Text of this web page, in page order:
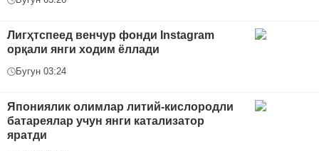
Лигҳтспеед венчур фонди Instagram
орқали янги ходим ёллади
Бугун 03:24
Япониялик олимлар литий-кислородли
батареялар учун янги катализатор
яратди